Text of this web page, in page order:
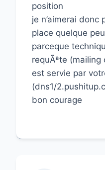
position
je n’aimerai donc
place quelque
parceque
requÃªte
est servie par
(dns1/
bon courage